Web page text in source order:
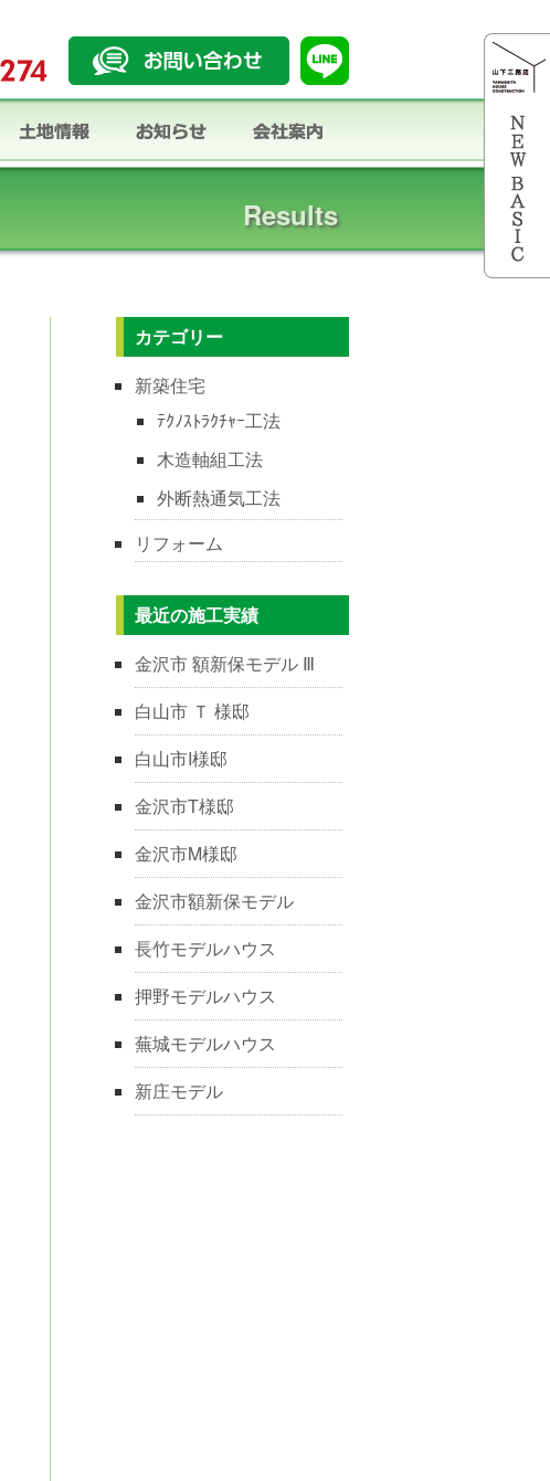
Results
カテゴリー
新築住宅
ﾃｸﾉｽﾄﾗｸﾁｬｰ工法
木造軸組工法
外断熱通気工法
リフォーム
最近の施工実績
金沢市 額新保モデル Ⅲ
白山市 Ｔ 様邸
白山市I様邸
金沢市T様邸
金沢市M様邸
金沢市額新保モデル
長竹モデルハウス
押野モデルハウス
蕪城モデルハウス
新庄モデル